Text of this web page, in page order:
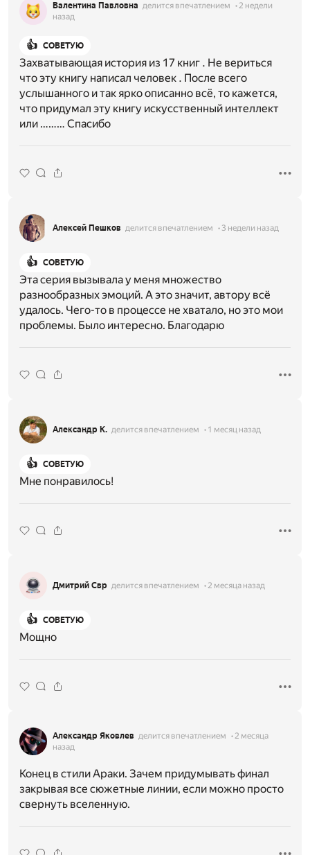
Валентина Павловна делится впечатлением
2 недели
назад
👍 СОВЕТУЮ
Захватывающая история из 17 книг . Не вериться
что эту книгу написал человек . После всего
услышанного и так ярко описанно всё, то кажется,
что придумал эту книгу искусственный интеллект
или ……… Спасибо
Алексей Пешков делится впечатлением 3 недели назад
👍 СОВЕТУЮ
Эта серия вызывала у меня множество
разнообразных эмоций. А это значит, автору всë
удалось. Чего-то в процессе не хватало, но это мои
проблемы. Было интересно. Благодарю
Александр К. делится впечатлением 1 месяц назад
👍 СОВЕТУЮ
Мне понравилось!
Дмитрий Свр делится впечатлением 2 месяца назад
👍 СОВЕТУЮ
Мощно
Александр Яковлев делится впечатлением
2 месяца
назад
Конец в стили Араки. Зачем придумывать финал
закрывая все сюжетные линии, если можно просто
свернуть вселенную.